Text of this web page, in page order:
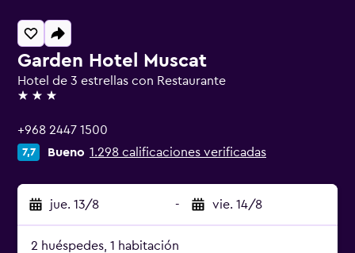
Garden Hotel Muscat
Hotel de 3 estrellas con Restaurante
3 estrellas
+968 2447 1500
7,7 Bueno 1.298 calificaciones verificadas
jue. 13/8 - vie. 14/8
2 huéspedes, 1 habitación